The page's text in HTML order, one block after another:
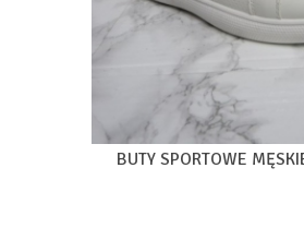
BUTY SPORTOWE